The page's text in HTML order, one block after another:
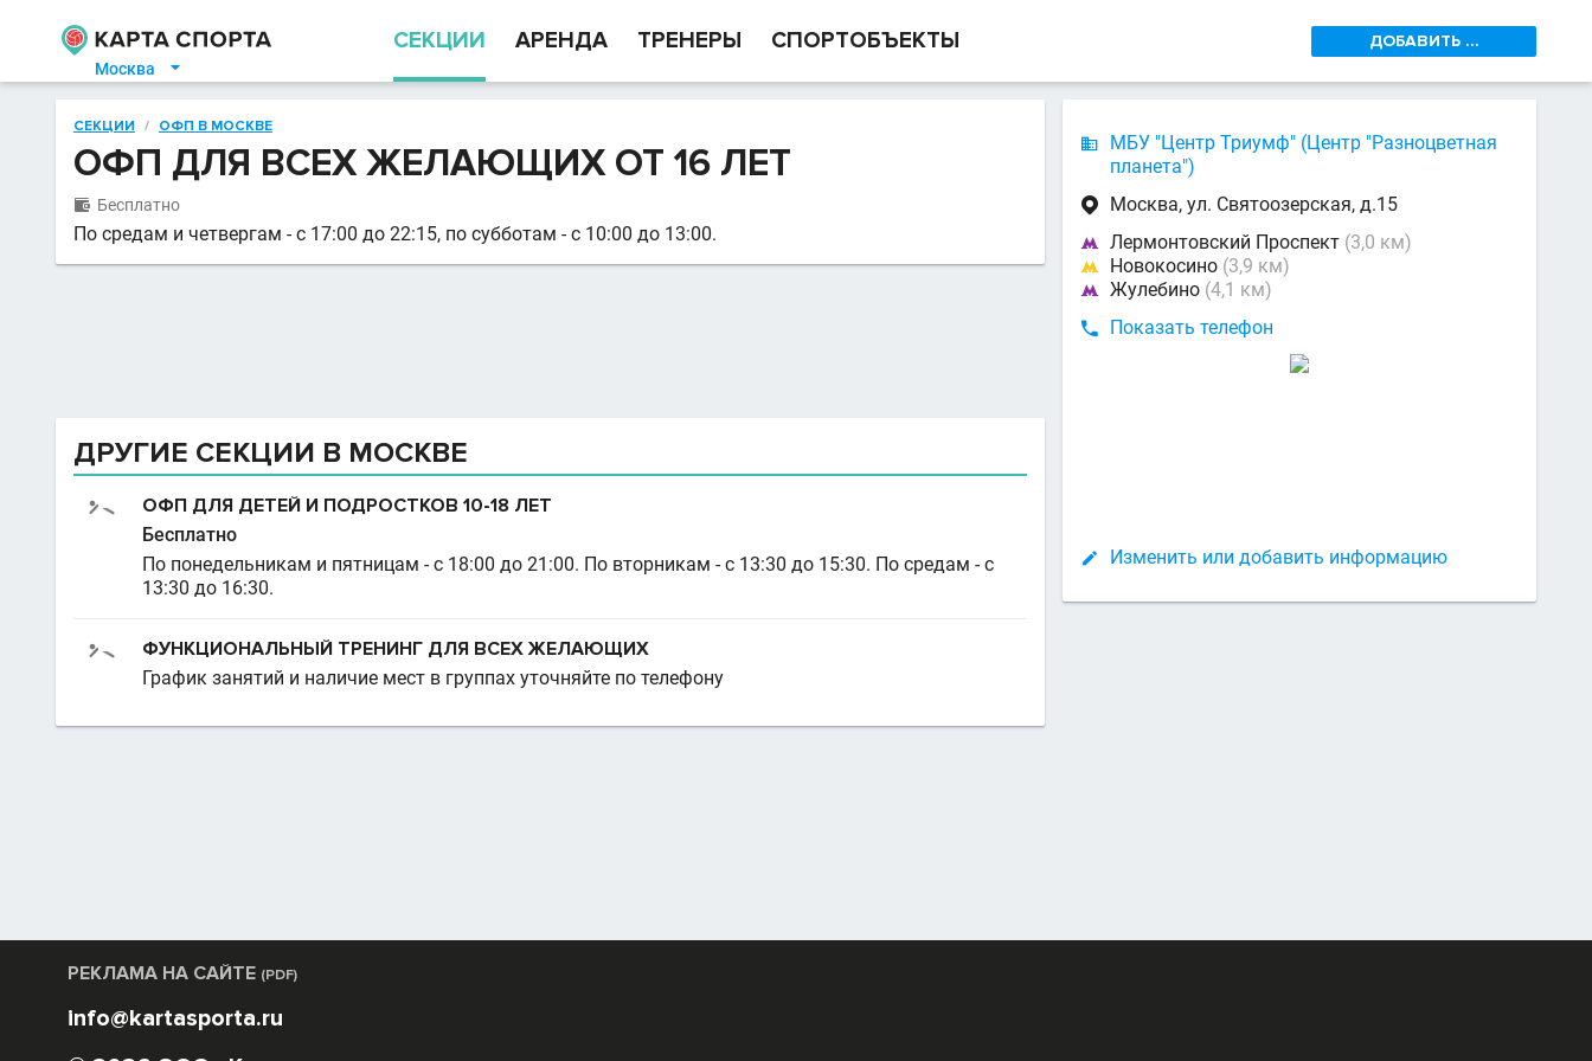
Москва 
СЕКЦИИ АРЕНДА ТРЕНЕРЫ СПОРТОБЪЕКТЫ ДОБАВИТЬ ...
СЕКЦИИ / ОФП В МОСКВЕ
ОФП ДЛЯ ВСЕХ ЖЕЛАЮЩИХ ОТ 16 ЛЕТ
 Бесплатно
По средам и четвергам - с 17:00 до 22:15, по субботам - с 10:00 до 13:00.
ДРУГИЕ СЕКЦИИ В МОСКВЕ
ОФП ДЛЯ ДЕТЕЙ И ПОДРОСТКОВ 10-18 ЛЕТ
Бесплатно
По понедельникам и пятницам - с 18:00 до 21:00. По вторникам - с 13:30 до 15:30. По средам - с
13:30 до 16:30.
ФУНКЦИОНАЛЬНЫЙ ТРЕНИНГ ДЛЯ ВСЕХ ЖЕЛАЮЩИХ
График занятий и наличие мест в группах уточняйте по телефону

МБУ "Центр Триумф" (Центр "Разноцветная
планета")
 Москва, ул. Святоозерская, д.15
 Лермонтовский Проспект (3,0 км)
 Новокосино (3,9 км)
 Жулебино (4,1 км)
 Показать телефон
 Изменить или добавить информацию
РЕКЛАМА НА САЙТЕ (PDF)
info@kartasporta.ru